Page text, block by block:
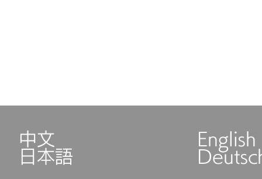
中文 English
日本語